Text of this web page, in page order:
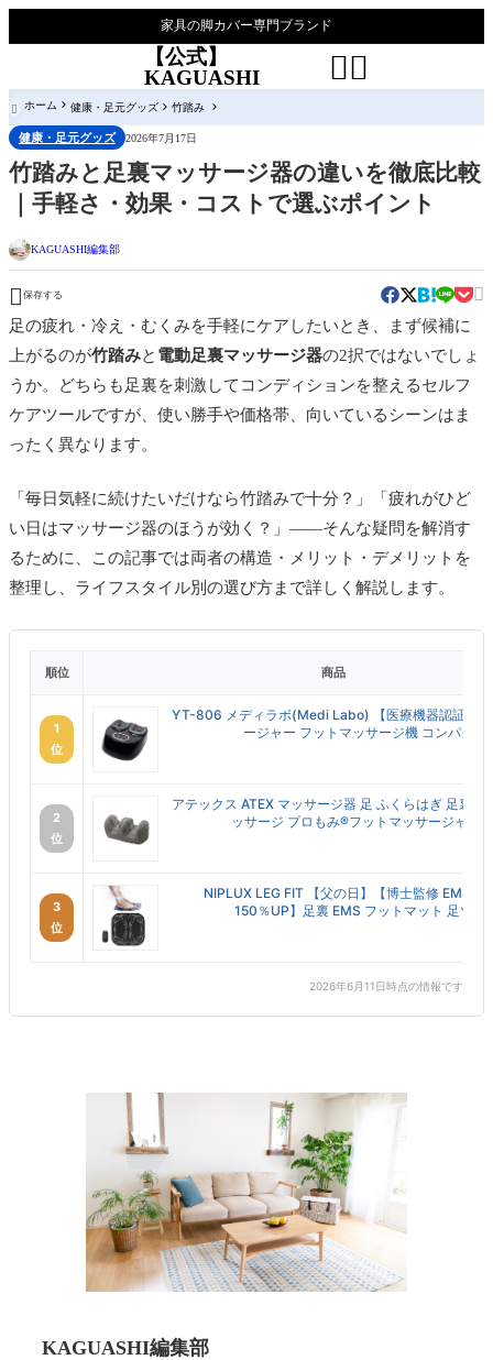
家具の脚カバー専門ブランド
【公式】
KAGUASHI

 ホーム 健康・足元グッズ 竹踏み
健康・足元グッズ 2026年7月17日
竹踏みと足裏マッサージ器の違いを徹底比較
｜手軽さ・効果・コストで選ぶポイント
KAGUASHI編集部
 保存する 
足の疲れ・冷え・むくみを手軽にケアしたいとき、まず候補に
上がるのが竹踏みと 電動足裏マッサージ器の2択ではないでしょ
うか。どちらも足裏を刺激してコンディションを整えるセルフ
ケアツールですが、使い勝手や価格帯、向いているシーンはま
ったく異なります。
「毎日気軽に続けたいだけなら竹踏みで十分？」「疲れがひど
い日はマッサージ器のほうが効く？」——そんな疑問を解消す
るために、この記事では両者の構造・メリット・デメリットを
整理し、ライフスタイル別の選び方まで詳しく解説します。
順位 商品
1
位
YT-806 メディラボ(Medi Labo) 【医療機器認証品
ージャー フットマッサージ機 コンパクト
2
位
アテックス ATEX マッサージ器 足 ふくらはぎ 足裏
ッサージ プロもみ®フットマッサージャー
3
位
NIPLUX LEG FIT 【父の日】【博士監修 EMS強
150％UP】足裏 EMS フットマット 足ツボ
2026年6月11日時点の情報です
KAGUASHI編集部